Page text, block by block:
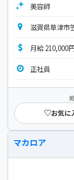
美容師
滋賀県草津市
月給 210,000
正社員
お気に
マカロア